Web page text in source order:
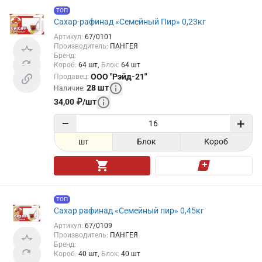
ТОП
Сахар-рафинад «Семейный Пир» 0,23кг
Артикул: 67/0101
Производитель: ПАНГЕЯ
Бренд:
Короб: 64 шт Блок: 64 шт
Продавец: ООО "Рэйд-21"
Наличие: 28шт
34,00 ₽/шт
− +
шт Блок Короб
ТОП
Сахар рафинад «Семейный пир» 0,45кг
Артикул: 67/0109
Производитель: ПАНГЕЯ
Бренд:
Короб: 40 шт Блок: 40 шт